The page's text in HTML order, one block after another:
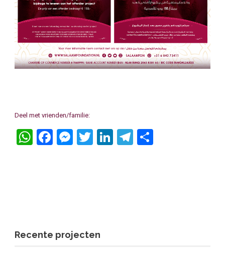
Deel met vrienden/familie:
WhatsApp
Facebook
Messenger
Twitter
LinkedIn
Telegram
Recente projecten